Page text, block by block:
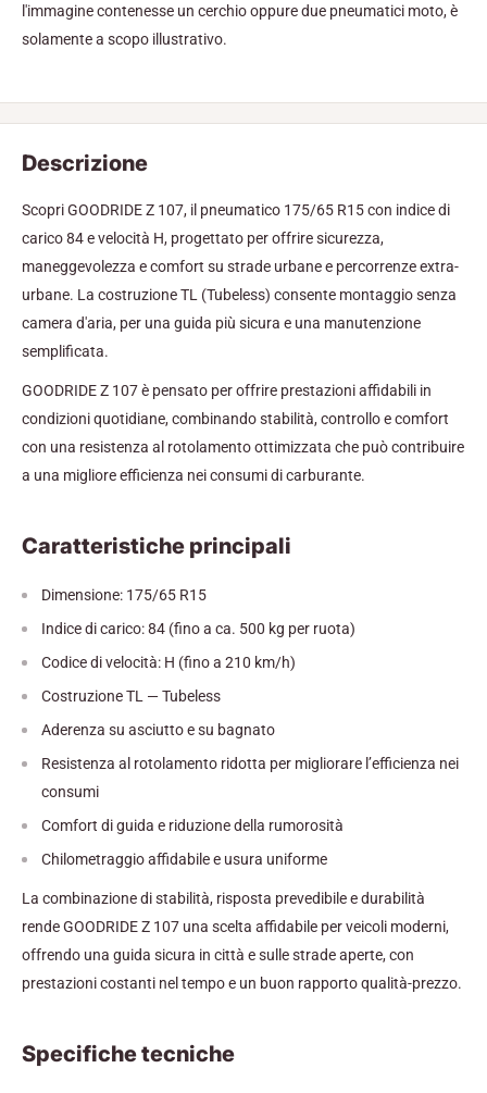
l'immagine contenesse un cerchio oppure due pneumatici moto, è
solamente a scopo illustrativo.
Descrizione
Scopri GOODRIDE Z 107, il pneumatico 175/65 R15 con indice di
carico 84 e velocità H, progettato per offrire sicurezza,
maneggevolezza e comfort su strade urbane e percorrenze extra-
urbane. La costruzione TL (Tubeless) consente montaggio senza
camera d'aria, per una guida più sicura e una manutenzione
semplificata.
GOODRIDE Z 107 è pensato per offrire prestazioni affidabili in
condizioni quotidiane, combinando stabilità, controllo e comfort
con una resistenza al rotolamento ottimizzata che può contribuire
a una migliore efficienza nei consumi di carburante.
Caratteristiche principali
Dimensione: 175/65 R15
Indice di carico: 84 (fino a ca. 500 kg per ruota)
Codice di velocità: H (fino a 210 km/h)
Costruzione TL — Tubeless
Aderenza su asciutto e su bagnato
Resistenza al rotolamento ridotta per migliorare l’efficienza nei
consumi
Comfort di guida e riduzione della rumorosità
Chilometraggio affidabile e usura uniforme
La combinazione di stabilità, risposta prevedibile e durabilità
rende GOODRIDE Z 107 una scelta affidabile per veicoli moderni,
offrendo una guida sicura in città e sulle strade aperte, con
prestazioni costanti nel tempo e un buon rapporto qualità-prezzo.
Specifiche tecniche